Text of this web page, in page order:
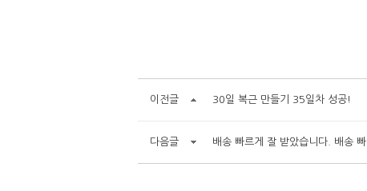
이전글 30일 복근 만들기 35일차 성공!
다음글 배송 빠르게 잘 받았습니다. 배송 빠